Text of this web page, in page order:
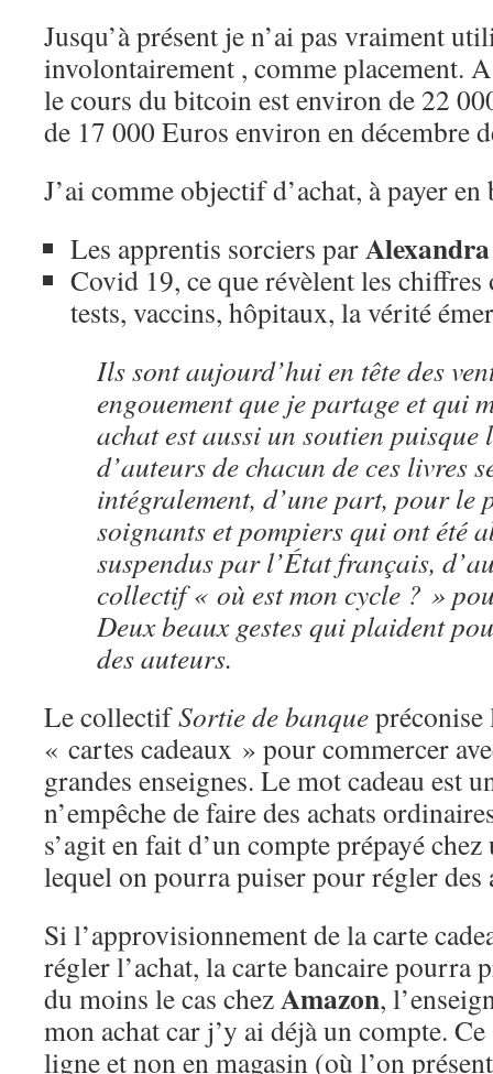
Jusqu’à présent je n’ai pas vraiment
involontairement , comme placement.
le cours du bitcoin est environ de 22
de 17 000 Euros environ en décembre
J’ai comme objectif d’achat, à payer
Les apprentis sorciers par
Covid 19, ce que révèlent les
tests, vaccins, hôpitaux, la vérité
Ils sont aujourd’hui en tête des
engouement que je partage et qui
achat est aussi un soutien puisque
d’auteurs de chacun de ces livres
intégralement, d’une part, pour le
soignants et pompiers qui ont été
suspendus par l’État français,
collectif « où est mon cycle ? »
Deux beaux gestes qui plaident
des auteurs.
Le collectifSortie de banque
« cartes cadeaux » pour commercer
grandes enseignes. Le mot cadeau est
n’empêche de faire des achats
s’agit en fait d’un compte prépayé
lequel on pourra puiser pour régler des
Si l’approvisionnement de la carte
régler l’achat, la carte bancaire pourra
du moins le cas chezAmazon,
mon achat car j’y ai déjà un compte.
ligne et non en magasin (où l’on